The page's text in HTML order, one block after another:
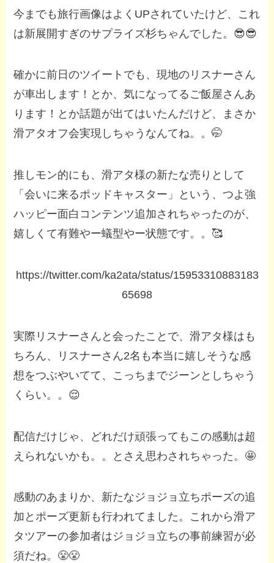
今までも旅行画像はよくUPされていたけど、これ
は新展開すぎのサプライズ杉ちゃんでした。😎😎
確かに前日のツイートでも、現地のリスナーさん
が車出します！とか、気になってるご飯屋さんあ
ります！とか話題が出てはいたんだけど、まさか
滑アタオフ会実現しちゃうなんてね。。🤭
推しモン的にも、滑アタ様の新たな売りとして
「会いに来るポッドキャスター」という、つよ強
ハッピー面白コンテンツ追加されちゃったのが、
嬉しくて有難やー蟻型やー状態です。。🥰
https://twitter.com/ka2ata/status/15953310883183
65698
実際リスナーさんと会ったことで、滑アタ様はも
ちろん、リスナーさん2名も本当に嬉しそうな感
想をつぶやいてて、こっちまでジーンとしちゃう
くらい。。😌
配信だけじゃ、どれだけ頑張ってもこの感動は超
えられないかも。。とさえ思わされちゃった。🤩
感動のあまりか、新たなジョジョ立ちポーズの追
加とポーズ更新も行われてました。これから滑ア
タツアーの参加者はジョジョ立ちの事前練習が必
須だね。😤😤